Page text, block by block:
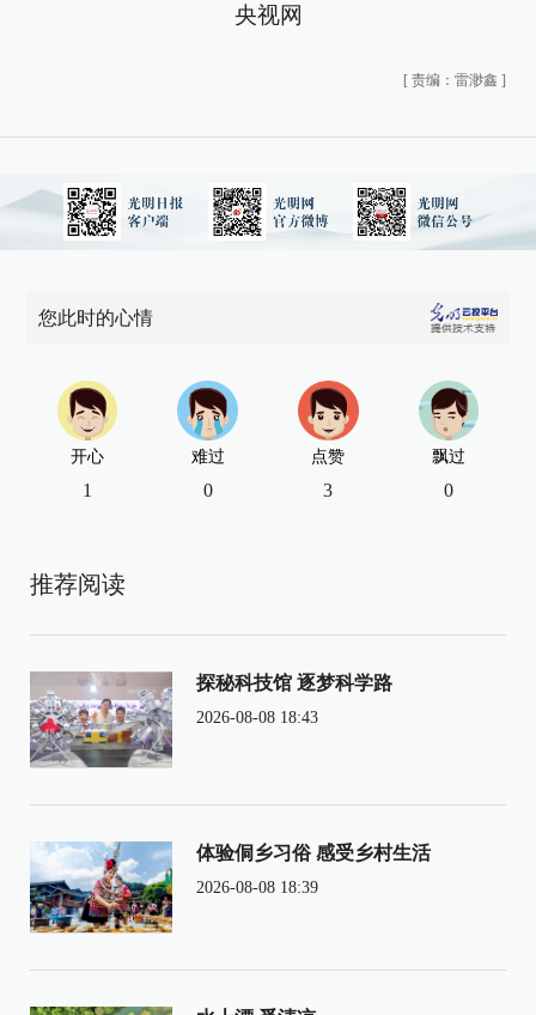
央视网
[ 责编：雷渺鑫 ]
您此时的心情
开心
1
难过
0
点赞
3
飘过
0
推荐阅读
探秘科技馆 逐梦科学路
2026-08-08 18:43
体验侗乡习俗 感受乡村生活
2026-08-08 18:39